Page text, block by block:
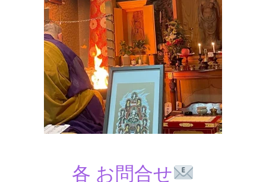
各 お問合せ